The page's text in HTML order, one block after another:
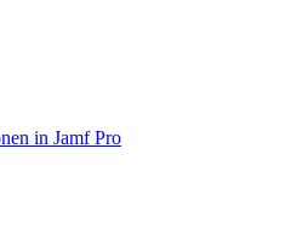
in Jamf Pro